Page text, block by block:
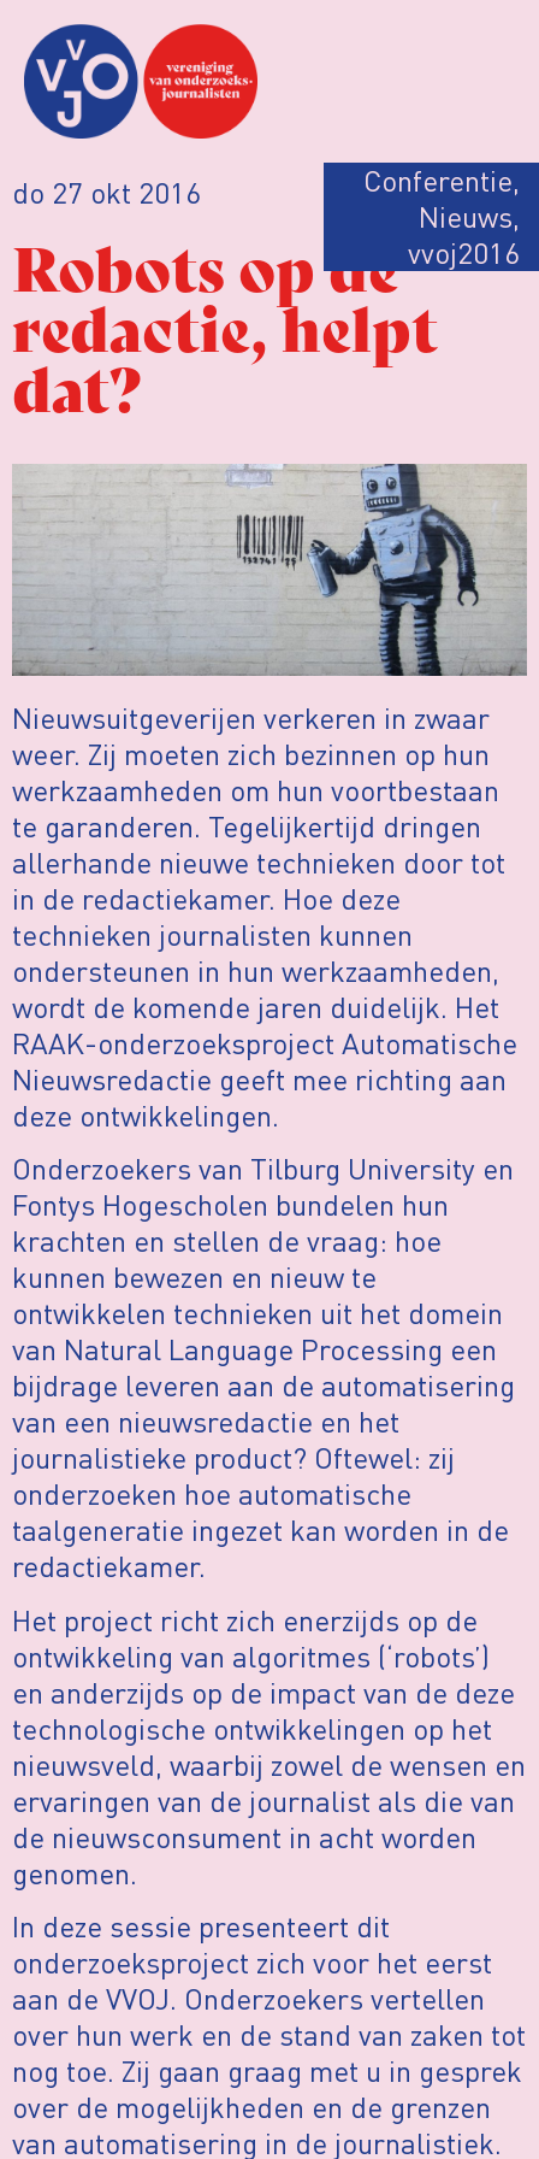
do 27 okt 2016 Conferentie,
Nieuws,
vvoj2016
Robots op de
redactie, helpt
dat?
Nieuwsuitgeverijen verkeren in zwaar
weer. Zij moeten zich bezinnen op hun
werkzaamheden om hun voortbestaan
te garanderen. Tegelijkertijd dringen
allerhande nieuwe technieken door tot
in de redactiekamer. Hoe deze
technieken journalisten kunnen
ondersteunen in hun werkzaamheden,
wordt de komende jaren duidelijk. Het
RAAK-onderzoeksproject Automatische
Nieuwsredactie geeft mee richting aan
deze ontwikkelingen.
Onderzoekers van Tilburg University en
Fontys Hogescholen bundelen hun
krachten en stellen de vraag: hoe
kunnen bewezen en nieuw te
ontwikkelen technieken uit het domein
van Natural Language Processing een
bijdrage leveren aan de automatisering
van een nieuwsredactie en het
journalistieke product? Oftewel: zij
onderzoeken hoe automatische
taalgeneratie ingezet kan worden in de
redactiekamer.
Het project richt zich enerzijds op de
ontwikkeling van algoritmes (‘robots’)
en anderzijds op de impact van de deze
technologische ontwikkelingen op het
nieuwsveld, waarbij zowel de wensen en
ervaringen van de journalist als die van
de nieuwsconsument in acht worden
genomen.
In deze sessie presenteert dit
onderzoeksproject zich voor het eerst
aan de VVOJ. Onderzoekers vertellen
over hun werk en de stand van zaken tot
nog toe. Zij gaan graag met u in gesprek
over de mogelijkheden en de grenzen
van automatisering in de journalistiek.